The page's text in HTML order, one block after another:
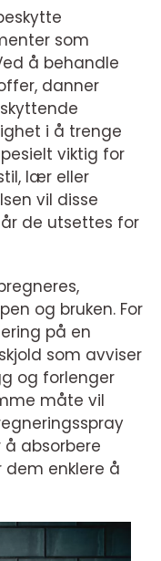
som
å behandle
danner
i å trenge
viktig for
lær eller
vil disse
de utsettes for
og bruken. For
på en
som avviser
og forlenger
måte vil
absorbere
enklere å